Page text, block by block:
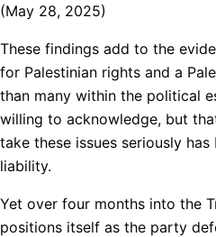
(May 28, 2025)
These findings add to the
for Palestinian rights and a
than many within the political
willing to acknowledge, but
take these issues seriously
liability.
Yet over four months into the
positions itself as the party